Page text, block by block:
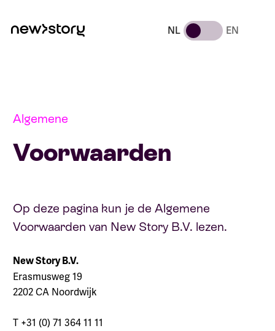
NL EN
Algemene
Voorwaarden
Op deze pagina kun je de Algemene
Voorwaarden van New Story B.V. lezen.
New Story B.V.
Erasmusweg 19
2202 CA Noordwijk
T +31 (0) 71 364 11 11